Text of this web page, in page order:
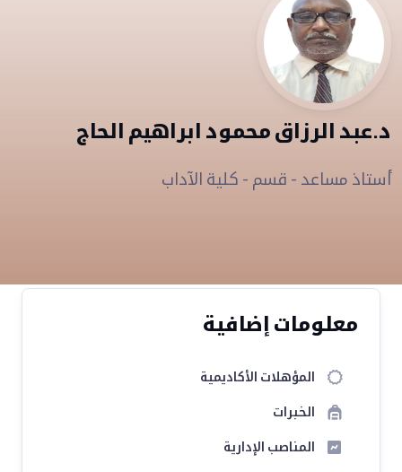
د.عبد الرزاق محمود ابراهيم الحاج
أستاذ مساعد - قسم - كلية الآداب
معلومات إضافية
المؤهلات الأكاديمية
الخبرات
المناصب الإدارية